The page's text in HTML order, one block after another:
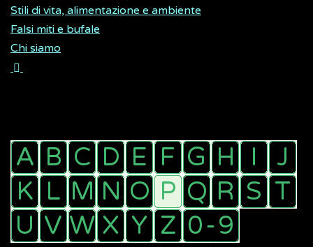
Stili di vita, alimentazione e ambiente
Falsi miti e bufale
Chi siamo